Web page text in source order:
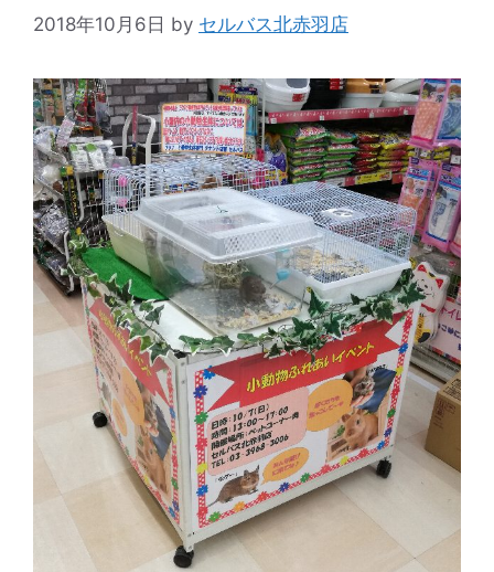
2018年10月6日 by セルバス北赤羽店